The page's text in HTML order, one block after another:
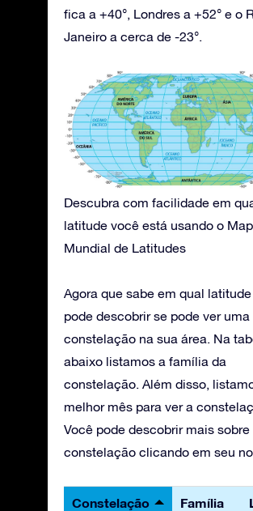
fica a +40°, Londres a +52° e o
Janeiro a cerca de -23°.
Descubra com facilidade em
latitude você está usando o
Mundial de Latitudes
Agora que sabe em qual latitude
pode descobrir se pode ver uma
constelação na sua área. Na
abaixo listamos a família da
constelação. Além disso,
melhor mês para ver a
Você pode descobrir mais sobre
constelação clicando em seu
Constelação Família